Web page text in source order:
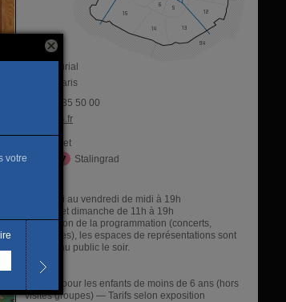
5, rue Curial
75019 Paris
T. 01 53 35 50 00
www.104.fr
Riquet
Stalingrad
Du mardi au vendredi de midi à 19h
Samedi et dimanche de 11h à 19h
En fonction de la programmation (concerts,
spectacles), les espaces de représentations sont
ouverts au public le soir.
Tarifs
Gratuité pour les enfants de moins de 6 ans (hors
visites groupes) — Tarifs selon exposition